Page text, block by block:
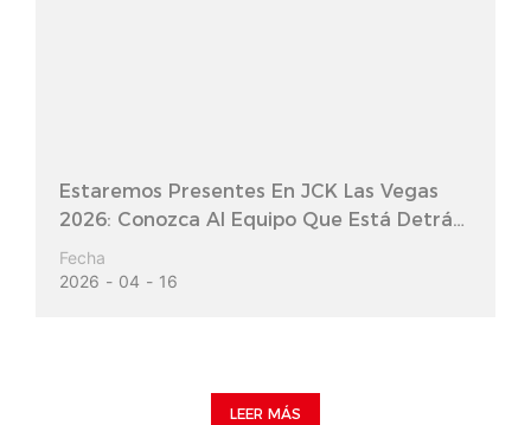
Estaremos Presentes En JCK Las Vegas
2026: Conozca Al Equipo Que Está Detrás
De Sus Próximas Vitrinas Para Joyería.
Fecha
2026
04 16
LEER MÁS